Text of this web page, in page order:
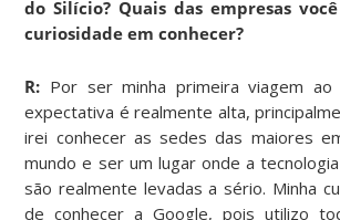
do Silício? Quais das empresas
curiosidade em conhecer?
R: Por ser minha primeira viagem
expectativa é realmente alta,
irei conhecer as sedes das maiores
mundo e ser um lugar onde a
são realmente levadas a sério. Minha
de conhecer a Google, pois utilizo